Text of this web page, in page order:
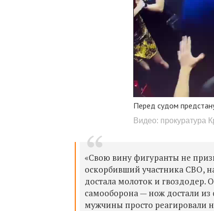
Перед судом
Видео: прокуратура
«Свою вину фигуранты не
оскорбивший участника СВО,
достала молоток и гвоздодер.
самооборона — нож достали из
мужчины просто реагировали